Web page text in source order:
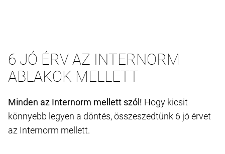
6 JÓ ÉRV AZ INTERNORM
ABLAKOK MELLETT
Minden az Internorm mellett szól! Hogy kicsit
könnyebb legyen a döntés, összeszedtünk 6 jó érvet
az Internorm mellett.